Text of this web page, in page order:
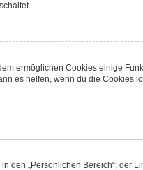
ermöglichen Cookies einige
es helfen, wenn du die Cookies
„Persönlichen Bereich“; der